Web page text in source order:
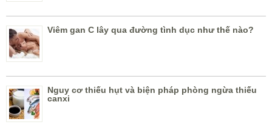
Viêm gan C lây qua đường tình dục như thế nào?
Nguy cơ thiếu hụt và biện pháp phòng ngừa thiếu
canxi